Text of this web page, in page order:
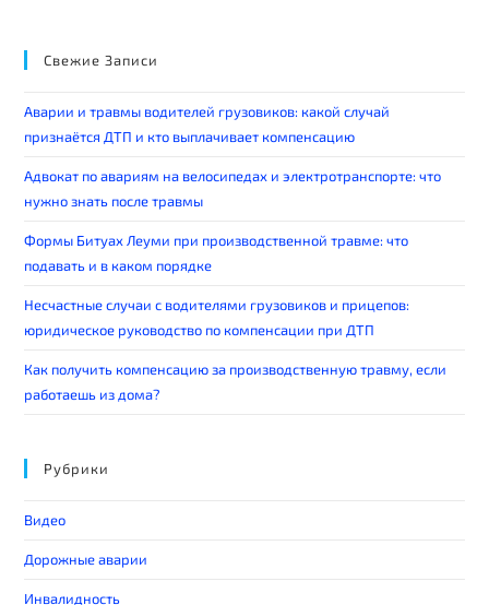
Свежие Записи
Аварии и травмы водителей грузовиков: какой случай
признаётся ДТП и кто выплачивает компенсацию
Адвокат по авариям на велосипедах и электротранспорте: что
нужно знать после травмы
Формы Битуах Леуми при производственной травме: что
подавать и в каком порядке
Несчастные случаи с водителями грузовиков и прицепов:
юридическое руководство по компенсации при ДТП
Как получить компенсацию за производственную травму, если
работаешь из дома?
Рубрики
Видео
Дорожные аварии
Инвалидность